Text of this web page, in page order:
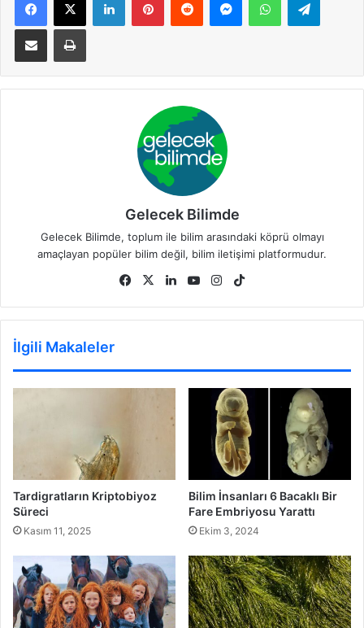
E-Posta ile paylaş Yazdır
Gelecek Bilimde
Gelecek Bilimde, toplum ile bilim arasındaki köprü olmayı
amaçlayan popüler bilim değil, bilim iletişimi platformudur.
Facebook
X LinkedInYouTubeInstagram
İlgili Makaleler
Tardigratların Kriptobiyoz
Süreci
Kasım 11, 2025
Bilim İnsanları 6 Bacaklı Bir
Fare Embriyosu Yarattı
Ekim 3, 2024